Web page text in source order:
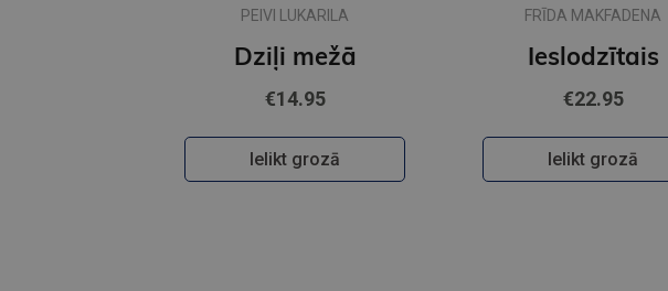
PEIVI LUKARILA
Dziļi mežā
€14.95
Ielikt grozā
FRĪDA MAKFADENA
Ieslodzītais
€22.95
Ielikt grozā